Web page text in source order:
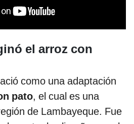
el arroz con
como una adaptación
pato, el cual es una
de Lambayeque. Fue